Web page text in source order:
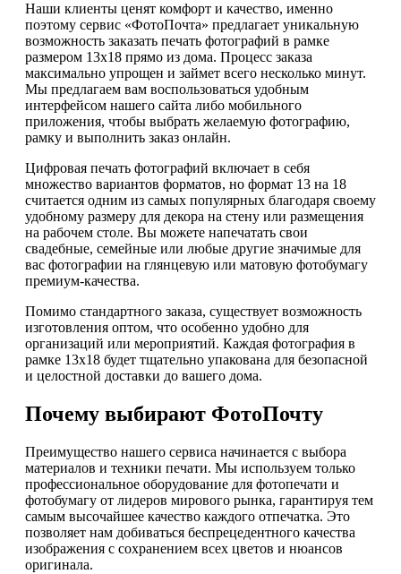
Наши клиенты ценят комфорт и качество, именно
поэтому сервис «ФотоПочта» предлагает уникальную
возможность заказать печать фотографий в рамке
размером 13х18 прямо из дома. Процесс заказа
максимально упрощен и займет всего несколько минут.
Мы предлагаем вам воспользоваться удобным
интерфейсом нашего сайта либо мобильного
приложения, чтобы выбрать желаемую фотографию,
рамку и выполнить заказ онлайн.
Цифровая печать фотографий включает в себя
множество вариантов форматов, но формат 13 на 18
считается одним из самых популярных благодаря своему
удобному размеру для декора на стену или размещения
на рабочем столе. Вы можете напечатать свои
свадебные, семейные или любые другие значимые для
вас фотографии на глянцевую или матовую фотобумагу
премиум-качества.
Помимо стандартного заказа, существует возможность
изготовления оптом, что особенно удобно для
организаций или мероприятий. Каждая фотография в
рамке 13х18 будет тщательно упакована для безопасной
и целостной доставки до вашего дома.
Почему выбирают ФотоПочту
Преимущество нашего сервиса начинается с выбора
материалов и техники печати. Мы используем только
профессиональное оборудование для фотопечати и
фотобумагу от лидеров мирового рынка, гарантируя тем
самым высочайшее качество каждого отпечатка. Это
позволяет нам добиваться беспрецедентного качества
изображения с сохранением всех цветов и нюансов
оригинала.